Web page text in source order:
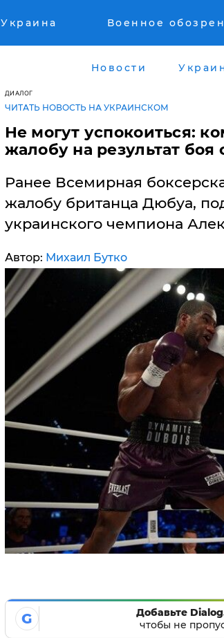
Украина Военное
Новости
ДИАЛОГ
ЧИТАТЬ НОВОСТЬ НА УКРАИНСКОМ
Не могут успокоиться:
жалобу на результат боя
Ранее Всемирная
жалобу британца Дюбуа,
украинского чемпиона
Автор: Михаил Бутко
G
Добавьте
чтобы не